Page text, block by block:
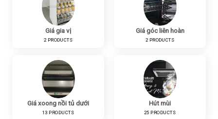
Giá gia vị
2 PRODUCTS
Giá góc liên hoàn
2 PRODUCTS
Giá xoong nồi tủ dưới
13 PRODUCTS
Hút mùi
25 PRODUCTS